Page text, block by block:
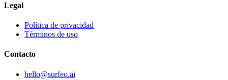
Legal
Política de privacidad
Términos de uso
Contacto
hello@surfeo.ai